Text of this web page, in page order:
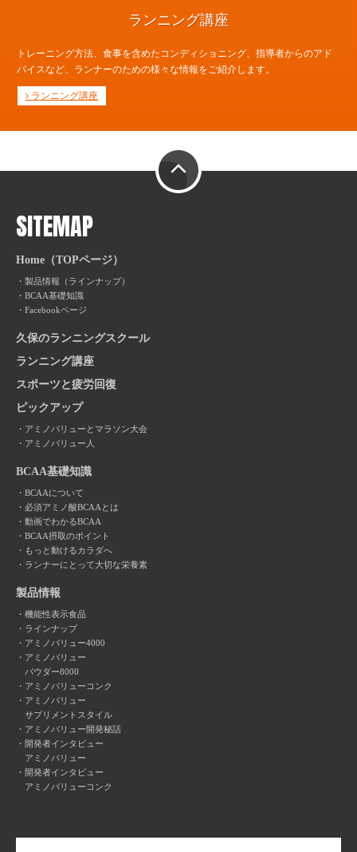
ランニング講座
トレーニング方法、食事を含めたコンディショニング、指導者からのアド
バイスなど、ランナーのための様々な情報をご紹介します。
ランニング講座
SITEMAP
Home（TOPページ）
製品情報（ラインナップ）
BCAA基礎知識
Facebookページ
久保のランニングスクール
ランニング講座
スポーツと疲労回復
ピックアップ
アミノバリューとマラソン大会
アミノバリュー人
BCAA基礎知識
BCAAについて
必須アミノ酸BCAAとは
動画でわかるBCAA
BCAA摂取のポイント
もっと動けるカラダへ
ランナーにとって大切な栄養素
製品情報
機能性表示食品
ラインナップ
アミノバリュー4000
アミノバリュー
パウダー8000
アミノバリューコンク
アミノバリュー
サプリメントスタイル
アミノバリュー開発秘話
開発者インタビュー
アミノバリュー
開発者インタビュー
アミノバリューコンク